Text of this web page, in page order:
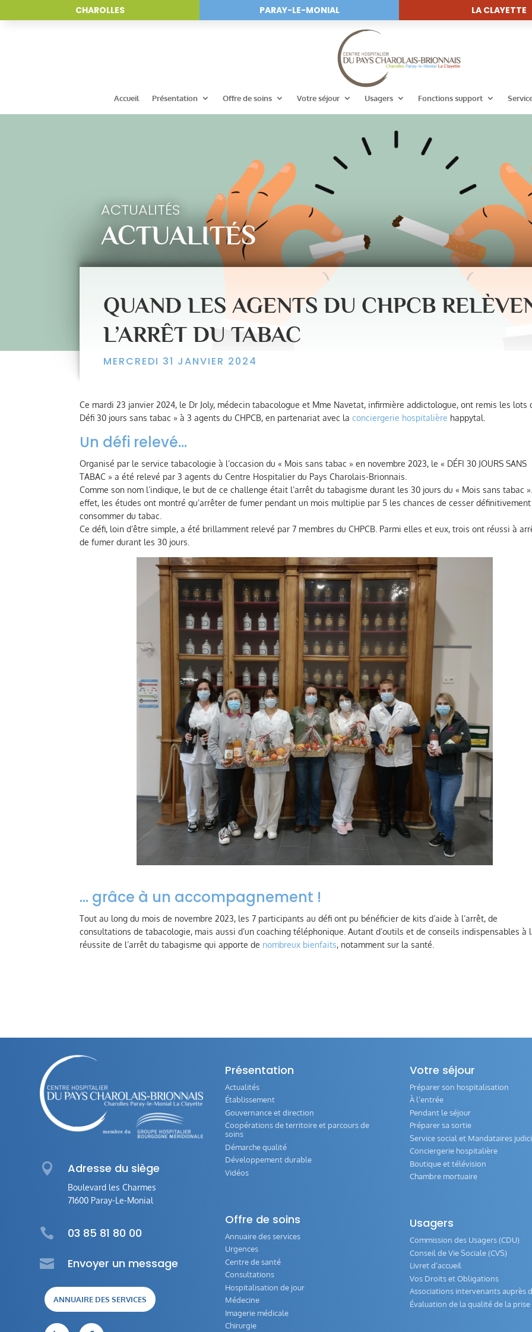
CHAROLLES PARAY-LE-MONIAL LA CLAYETTE
Accueil Présentation Offre de soins Votre séjour Usagers Fonctions support
ACTUALITÉS
ACTUALITÉS
QUAND LES AGENTS DU CHPCB
L’ARRÊT DU TABAC
MERCREDI 31 JANVIER 2024
Ce mardi 23 janvier 2024, le Dr Joly, médecin tabacologue et Mme Navetat, infirmière addictologue, ont remis les lots
Défi 30 jours sans tabac » à 3 agents du CHPCB, en partenariat avec laconciergerie hospitalière happytal.
Un défi relevé…
Organisé par le service tabacologie à l’occasion du « Mois sans tabac » en novembre 2023, le « DÉFI 30 JOURS SANS
TABAC » a été relevé par 3 agents du Centre Hospitalier du Pays Charolais-Brionnais.
Comme son nom l’indique, le but de ce challenge était l’arrêt du tabagisme durant les 30 jours du « Mois sans tabac
effet, les études ont montré qu’arrêter de fumer pendant un mois multiplie par 5 les chances de cesser
consommer du tabac.
Ce défi, loin d’être simple, a été brillamment relevé par 7 membres du CHPCB. Parmi elles et eux, trois ont réussi à
de fumer durant les 30 jours.
… grâce à un accompagnement !
Tout au long du mois de novembre 2023, les 7 participants au défi ont pu bénéficier de kits d’aide à l’arrêt, de
consultations de tabacologie, mais aussi d’un coaching téléphonique. Autant d’outils et de conseils indispensables à
réussite de l’arrêt du tabagisme qui apporte de nombreux bienfaits, notamment sur la santé.
 Adresse du siège
Boulevard les Charmes
71600 Paray-Le-Monial
 03 85 81 80 00
 Envoyer un message
ANNUAIRE DES SERVICES
Présentation
Actualités
Établissement
Gouvernance et direction
Coopérations de territoire et parcours de
soins
Démarche qualité
Développement durable
Vidéos
Offre de soins
Annuaire des services
Urgences
Centre de santé
Consultations
Hospitalisation de jour
Médecine
Imagerie médicale
Chirurgie
Votre séjour
Préparer son hospitalisation
À l’entrée
Pendant le séjour
Préparer sa sortie
Service social et Mandataires
Conciergerie hospitalière
Boutique et télévision
Chambre mortuaire
Usagers
Commission des Usagers (CDU)
Conseil de Vie Sociale (CVS)
Livret d’accueil
Vos Droits et Obligations
Associations intervenants auprès
Évaluation de la qualité de la prise